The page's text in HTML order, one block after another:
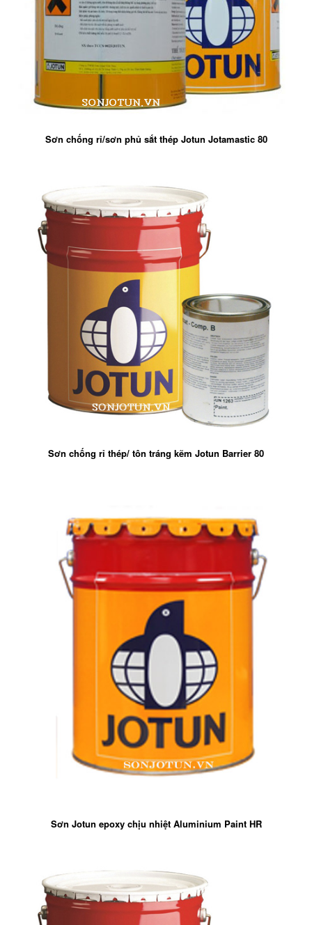
Sơn chống rỉ/sơn phủ sắt thép Jotun Jotamastic 80
Sơn chống rỉ thép/ tôn tráng kẽm Jotun Barrier 80
Sơn Jotun epoxy chịu nhiệt Aluminium Paint HR